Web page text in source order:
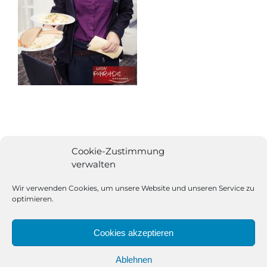
Cookie-Zustimmung
verwalten
Wir verwenden Cookies, um unsere Website und unseren Service zu
optimieren.
Cookies akzeptieren
Ablehnen